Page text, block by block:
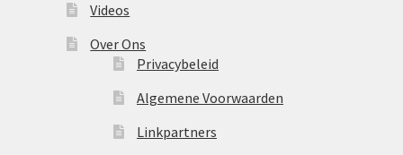
Videos
Over Ons
Privacybeleid
Algemene Voorwaarden
Linkpartners